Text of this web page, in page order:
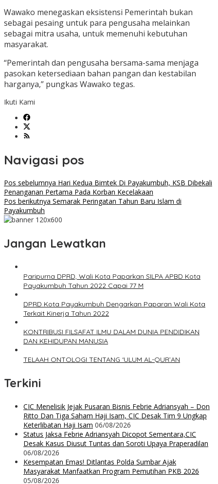
Wawako menegaskan eksistensi Pemerintah bukan
sebagai pesaing untuk para pengusaha melainkan
sebagai mitra usaha, untuk memenuhi kebutuhan
masyarakat.
“Pemerintah dan pengusaha bersama-sama menjaga
pasokan ketersediaan bahan pangan dan kestabilan
harganya,” pungkas Wawako tegas.
Ikuti Kami
Navigasi pos
Pos sebelumnya Hari Kedua Bimtek Di Payakumbuh, KSB Dibekali
Penanganan Pertama Pada Korban Kecelakaan
Pos berikutnya Semarak Peringatan Tahun Baru Islam di
Payakumbuh
Jangan Lewatkan
Paripurna DPRD, Wali Kota Paparkan SILPA APBD Kota
Payakumbuh Tahun 2022 Capai 77 M
DPRD Kota Payakumbuh Dengarkan Paparan Wali Kota
Terkait Kinerja Tahun 2022
KONTRIBUSI FILSAFAT ILMU DALAM DUNIA PENDIDIKAN
DAN KEHIDUPAN MANUSIA
TELAAH ONTOLOGI TENTANG ‘ULUM AL-QUR’AN
Terkini
CIC Menelisik Jejak Pusaran Bisnis Febrie Adriansyah – Don
Ritto Dan Tiga Saham Haji Isam, CIC Desak Tim 9 Ungkap
Keterlibatan Haji Isam 06/08/2026
Status Jaksa Febrie Adriansyah Dicopot Sementara,CIC
Desak Kasus Diusut Tuntas dan Soroti Upaya Praperadilan
06/08/2026
Kesempatan Emas! Ditlantas Polda Sumbar Ajak
Masyarakat Manfaatkan Program Pemutihan PKB 2026
05/08/2026